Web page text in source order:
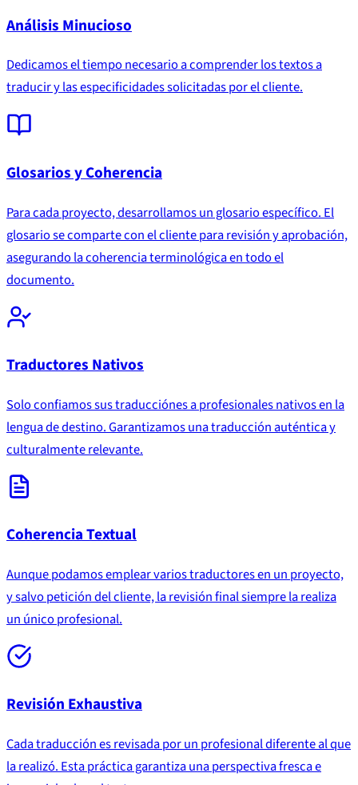
Análisis Minucioso
Dedicamos el tiempo necesario a comprender los textos a
traducir y las especificidades solicitadas por el cliente.
Glosarios y Coherencia
Para cada proyecto, desarrollamos un glosario específico. El
glosario se comparte con el cliente para revisión y aprobación,
asegurando la coherencia terminológica en todo el
documento.
Traductores Nativos
Solo confiamos sus traducciónes a profesionales nativos en la
lengua de destino. Garantizamos una traducción auténtica y
culturalmente relevante.
Coherencia Textual
Aunque podamos emplear varios traductores en un proyecto,
y salvo petición del cliente, la revisión final siempre la realiza
un único profesional.
Revisión Exhaustiva
Cada traducción es revisada por un profesional diferente al que
la realizó. Esta práctica garantiza una perspectiva fresca e